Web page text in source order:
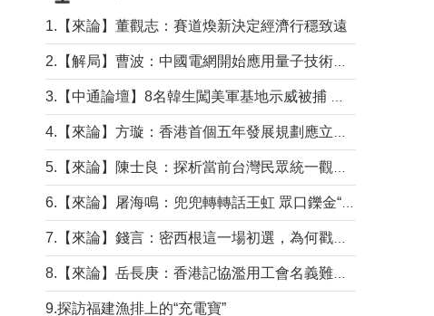
1.【來論】董觀志：賽道煥新決定經濟行穩致遠
9.探訪福建漁排上的“充電寶”